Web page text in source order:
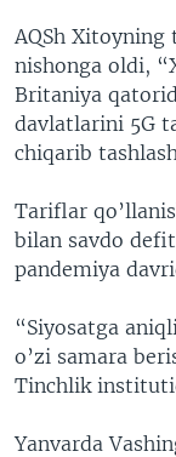
AQSh
nishonga oldi,
Britaniya
davlatlarini 5G
chiqarib
Tariflar
bilan savdo
pandemiya
“Siyosatga
o’zi samara
Tinchlik
Yanvarda